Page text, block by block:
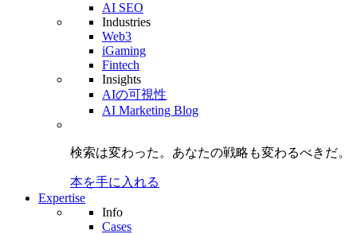
AI SEO
Industries
Web3
iGaming
Fintech
Insights
AIの可視性
AI Marketing Blog
検索は変わった。 あなたの戦略も変わるべきだ。
本を手に入れる
Expertise
Info
Cases